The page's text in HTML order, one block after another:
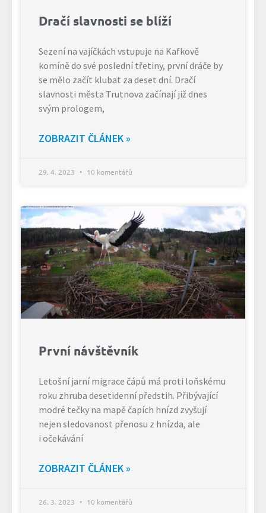
Dračí slavnosti se blíží
Sezení na vajíčkách vstupuje na Kafkově
komíně do své poslední třetiny, první dráče by
se mělo začít klubat za deset dní. Dračí
slavnosti města Trutnova začínají již dnes
svým prologem,
ZOBRAZIT ČLÁNEK »
29. 4. 2023 10 komentářů
První návštěvník
Letošní jarní migrace čápů má proti loňskému
roku zhruba desetidenní předstih. Přibývající
modré tečky na mapě čapích hnízd zvyšují
nejen sledovanost přenosu z hnízda, ale
i očekávání
ZOBRAZIT ČLÁNEK »
26. 3. 2023 10 komentářů